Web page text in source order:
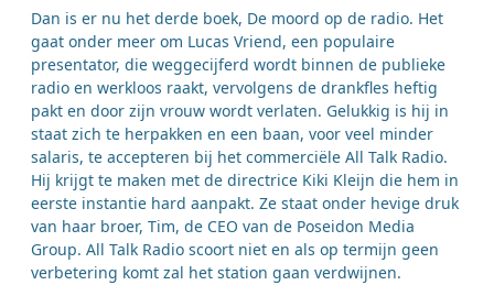
Dan is er nu het derde boek, De moord op de radio. Het
gaat onder meer om Lucas Vriend, een populaire
presentator, die weggecijferd wordt binnen de publieke
radio en werkloos raakt, vervolgens de drankfles heftig
pakt en door zijn vrouw wordt verlaten. Gelukkig is hij in
staat zich te herpakken en een baan, voor veel minder
salaris, te accepteren bij het commerciële All Talk Radio.
Hij krijgt te maken met de directrice Kiki Kleijn die hem in
eerste instantie hard aanpakt. Ze staat onder hevige druk
van haar broer, Tim, de CEO van de Poseidon Media
Group. All Talk Radio scoort niet en als op termijn geen
verbetering komt zal het station gaan verdwijnen.